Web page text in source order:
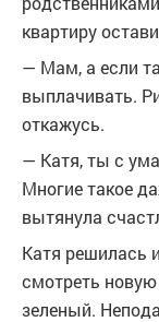
квартиру
— Мам, а если
выплачивать.
откажусь.
— Катя, ты с
Многие такое
вытянула
Катя решилась
смотреть
зеленый.